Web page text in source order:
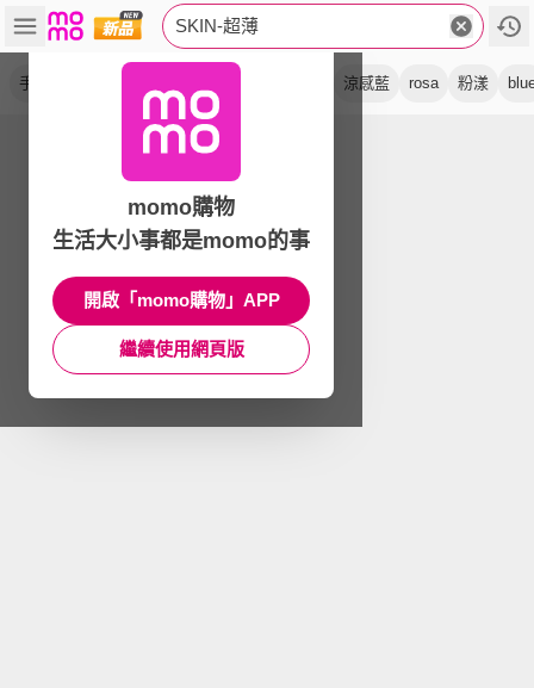
SKIN-超薄
手錶 涼感藍 rosa 粉漾
momo購物
生活大小事都是momo的事
開啟「momo購物」APP
繼續使用網頁版